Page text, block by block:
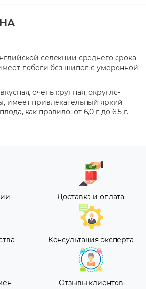
селекции среднего срока
побеги без шипов с умеренной
очень крупная, округло-
имеет привлекательный яркий
как правило, от 6,0 г до 6,5 г.
Доставка и оплата
Консультация эксперта
Отзывы клиентов